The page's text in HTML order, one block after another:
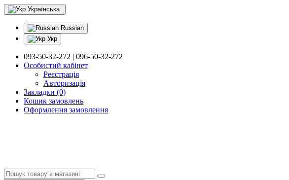
Українська
Russian
Укр
093-50-32-272 | 096-50-32-272
Особистий кабінет
Реєстрація
Авторизація
Закладки (0)
Кошик замовлень
Оформлення замовлення